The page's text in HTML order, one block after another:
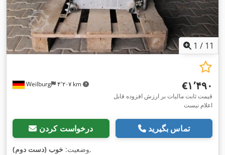
1 / 11
Weilburg ۴٬۲۰۷ km ‎€۱٬۴۹۰
قیمت ثابت مالیات بر ارزش افزوده قابل
اعلام نیست
درخواست کردن تماس بگیرید
وضعیت: خوب (دست دوم) ,